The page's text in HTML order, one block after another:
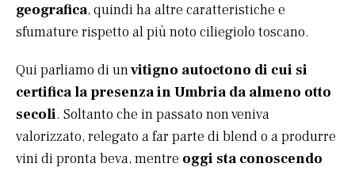
geografica, quindi ha altre caratteristiche e
sfumature rispetto al più noto ciliegiolo toscano.
Qui parliamo di unvitigno autoctono di cui si
certifica la presenza in Umbria da almeno otto
secoli. Soltanto che in passato non veniva
valorizzato, relegato a far parte di blend o a produrre
vini di pronta beva, mentre oggi sta conoscendo